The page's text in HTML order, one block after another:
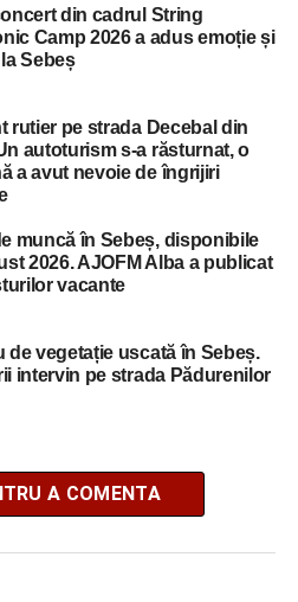
din cadrul String
Camp 2026 a adus emoție și
Sebeș
rutier pe strada Decebal din
autoturism s-a răsturnat, o
a avut nevoie de îngrijiri
muncă în Sebeș, disponibile
2026. AJOFM Alba a publicat
vacante
de vegetație uscată în Sebeș.
intervin pe strada Pădurenilor
A COMENTA